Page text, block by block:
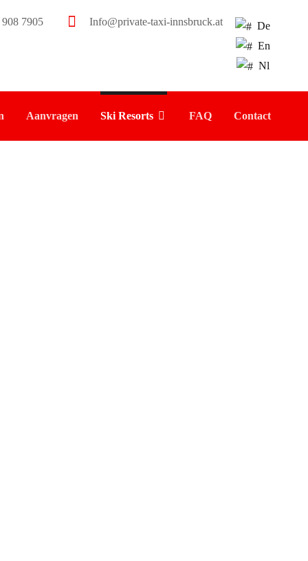
De
En
Nl
Info@private-taxi-innsbruck.at
7905
Aanvragen Ski Resorts FAQ Contact